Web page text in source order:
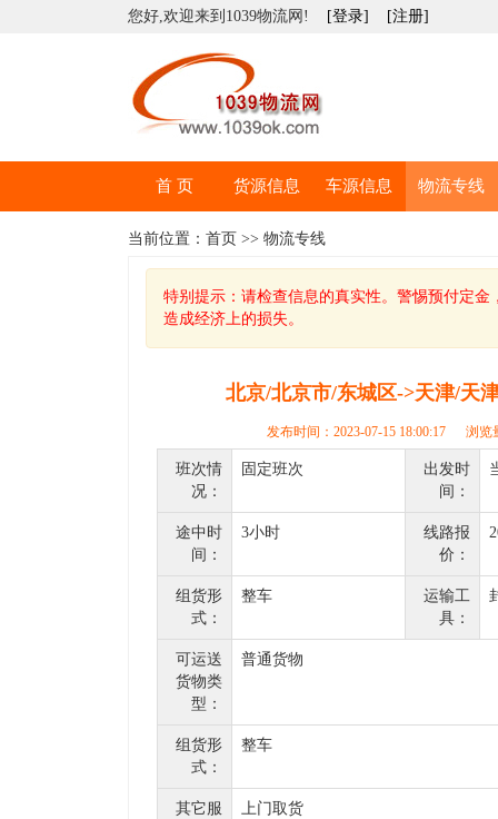
您好,欢迎来到1039物流网! [登录] [注册]
首 页 货源信息 车源信息 物流专线
当前位置：首页 >> 物流专线
特别提示：请检查信息的真实性。警惕预付定金
造成经济上的损失。
北京/北京市/东城区->天津/天
发布时间：2023-07-15 18:00:17 浏览
班次情
况：
固定班次
出发时
间：
途中时
间：
3小时
线路报
价：
组货形
式：
整车
运输工
具：
可运送
货物类
型：
普通货物
组货形
式：
整车
其它服
上门取货